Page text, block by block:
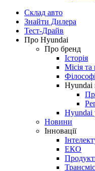
Склад авто
Знайти Дилера
Тест-Драйв
Про Hyundai
Про бренд
Історія
Місія та
Hyundai
Hyundai
Новини
Інновації
ЕКО